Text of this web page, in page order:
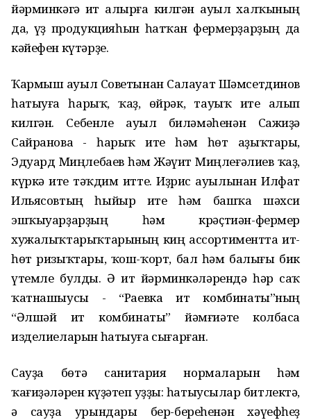
йәрминкәгә ит алырға килгән ауыл халҡының
да, үҙ продукцияһын һатҡан фермерҙарҙың да
кәйефен күтәрҙе.
Ҡармыш ауыл Советынан Салауат Шәмсетдинов
һатыуға һарыҡ, ҡаҙ, өйрәк, тауыҡ ите алып
килгән. Себенле ауыл биләмәһенән Сажиҙә
Сайранова - һарыҡ ите һәм һөт аҙыҡтары,
Эдуард Миңлебаев һәм Жәүит Миңлеғәлиев ҡаҙ,
күркә ите тәҡдим итте. Иҙрис ауылынан Илфат
Ильясовтың һыйыр ите һәм башҡа шәхси
эшҡыуарҙарҙың һәм крәҫтиән-фермер
хужалыҡтарыҡтарының киң ассортиментта ит-
һөт ризыҡтары, ҡош-ҡорт, бал һәм балығы бик
үтемле булды. Ә ит йәрминкәләрендә һәр саҡ
ҡатнашыусы - “Раевка ит комбинаты”ның
“Әлшәй ит комбинаты” йәмғиәте колбаса
изделиеларын һатыуға сығарған.
Сауҙа бөтә санитария нормаларын һәм
ҡағиҙәләрен күҙәтеп уҙҙы: һатыусылар битлектә,
ә сауҙа урындары бер-береһенән хәүефһеҙ